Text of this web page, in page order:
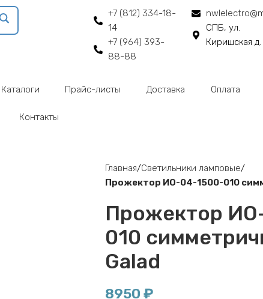
+7 (812) 334-18-
14
+7 (964) 393-
88-88
СПБ, ул.
Киришская д.
Каталоги Прайс-листы Доставка Оплата
Контакты
Главная Светильники ламповые
Прожектор ИО-04-1500-010
Прожектор
010
Galad
8950₽